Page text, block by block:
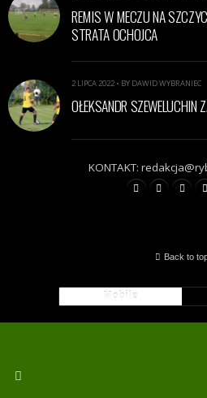
REMIS W MECZU NA
STRATA OCHOJCA
2 LIPCA 2022 • BY DAWID WYBRANIEC
OŁEKSANDR SZEWELUCHIN
KONTAKT:
Back to
Mobile